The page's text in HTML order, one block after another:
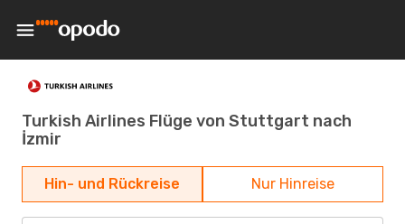
Turkish Airlines Flüge von Stuttgart nach
İzmir
Hin- und Rückreise Nur Hinreise